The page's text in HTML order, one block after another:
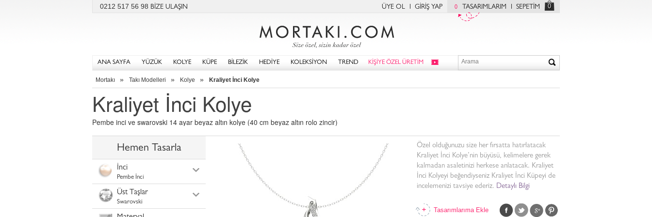
0212 517 56 98 BİZE ULAŞIN ÜYE OL GİRİŞ YAP 0 TASARIMLARIM SEPETİM 0
ANA SAYFA YÜZÜK KOLYE KÜPE BİLEZİK HEDİYE KOLEKSİYON TREND KİŞİYE ÖZEL ÜRETİM
Mortakı » Takı Modelleri » Kolye » Kraliyet İnci Kolye
Kraliyet İnci Kolye
Pembe inci ve swarovski 14 ayar beyaz altın kolye (40 cm beyaz altın rolo zincir)
Hemen Tasarla
İnci
Pembe İnci
Üst Taşlar
Swarovski
Özel olduğunuzu size her fırsatta hatırlatacak
Kraliyet İnci Kolye’nin büyüsü, kelimelere gerek
kalmadan asaletinizi herkese anlatacak. Kraliyet
İnci Kolyeyi beğendiyseniz Kraliyet İnci Küpeyi de
incelemenizi tavsiye ederiz. Detaylı Bilgi
Tasarımlarıma Ekle